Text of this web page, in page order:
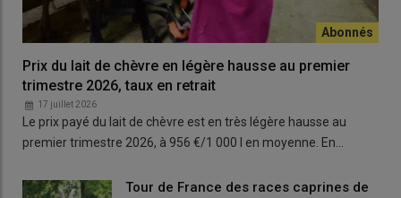
Prix du lait de chèvre en légère hausse au premier
trimestre 2026, taux en retrait
17 juillet 2026
Le prix payé du lait de chèvre est en très légère hausse au
premier trimestre 2026, à 956 €/1 000 l en moyenne. En…
Tour de France des races caprines de